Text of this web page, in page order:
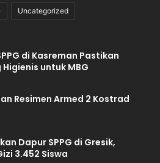
Uncategorized
di Kasreman Pastikan
untuk MBG
Resimen Armed 2 Kostrad
Dapur SPPG di Gresik,
3.452 Siswa